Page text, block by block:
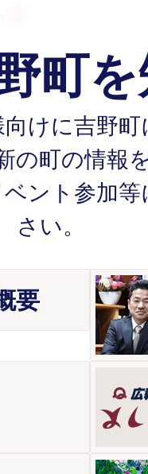
町
けに吉野
の町の情報
ント参加
さい。
要